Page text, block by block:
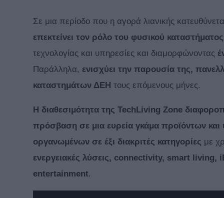
Σε μια περίοδο που η αγορά λιανικής
επεκτείνει τον ρόλο του φυσικού
τεχνολογίας και υπηρεσίες και διαμορφώνοντας
Παράλληλα, ενισχύει την παρουσία της,
καταστημάτων ΔΕΗ τους επόμενους μήνες.
Η διαθεσιμότητα της TechLiving Zone
πρόσβαση σε μια ευρεία γκάμα προϊόντων και
οργανωμένων σε έξι διακριτές κατηγορίες με
ενεργειακές λύσεις, connectivity, smart living,
entertainment.